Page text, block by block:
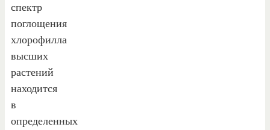
спектр
поглощения
хлорофилла
высших
растений
находится
в
определенных